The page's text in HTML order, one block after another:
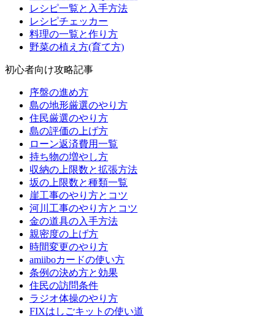
レシピ一覧と入手方法
レシピチェッカー
料理の一覧と作り方
野菜の植え方(育て方)
初心者向け攻略記事
序盤の進め方
島の地形厳選のやり方
住民厳選のやり方
島の評価の上げ方
ローン返済費用一覧
持ち物の増やし方
収納の上限数と拡張方法
坂の上限数と種類一覧
崖工事のやり方とコツ
河川工事のやり方とコツ
金の道具の入手方法
親密度の上げ方
時間変更のやり方
amiiboカードの使い方
条例の決め方と効果
住民の訪問条件
ラジオ体操のやり方
FIXはしごキットの使い道